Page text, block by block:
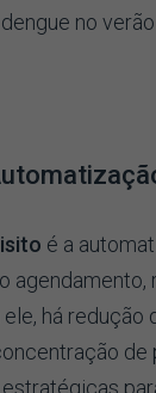
no
é a
agendamento,
há redução
de